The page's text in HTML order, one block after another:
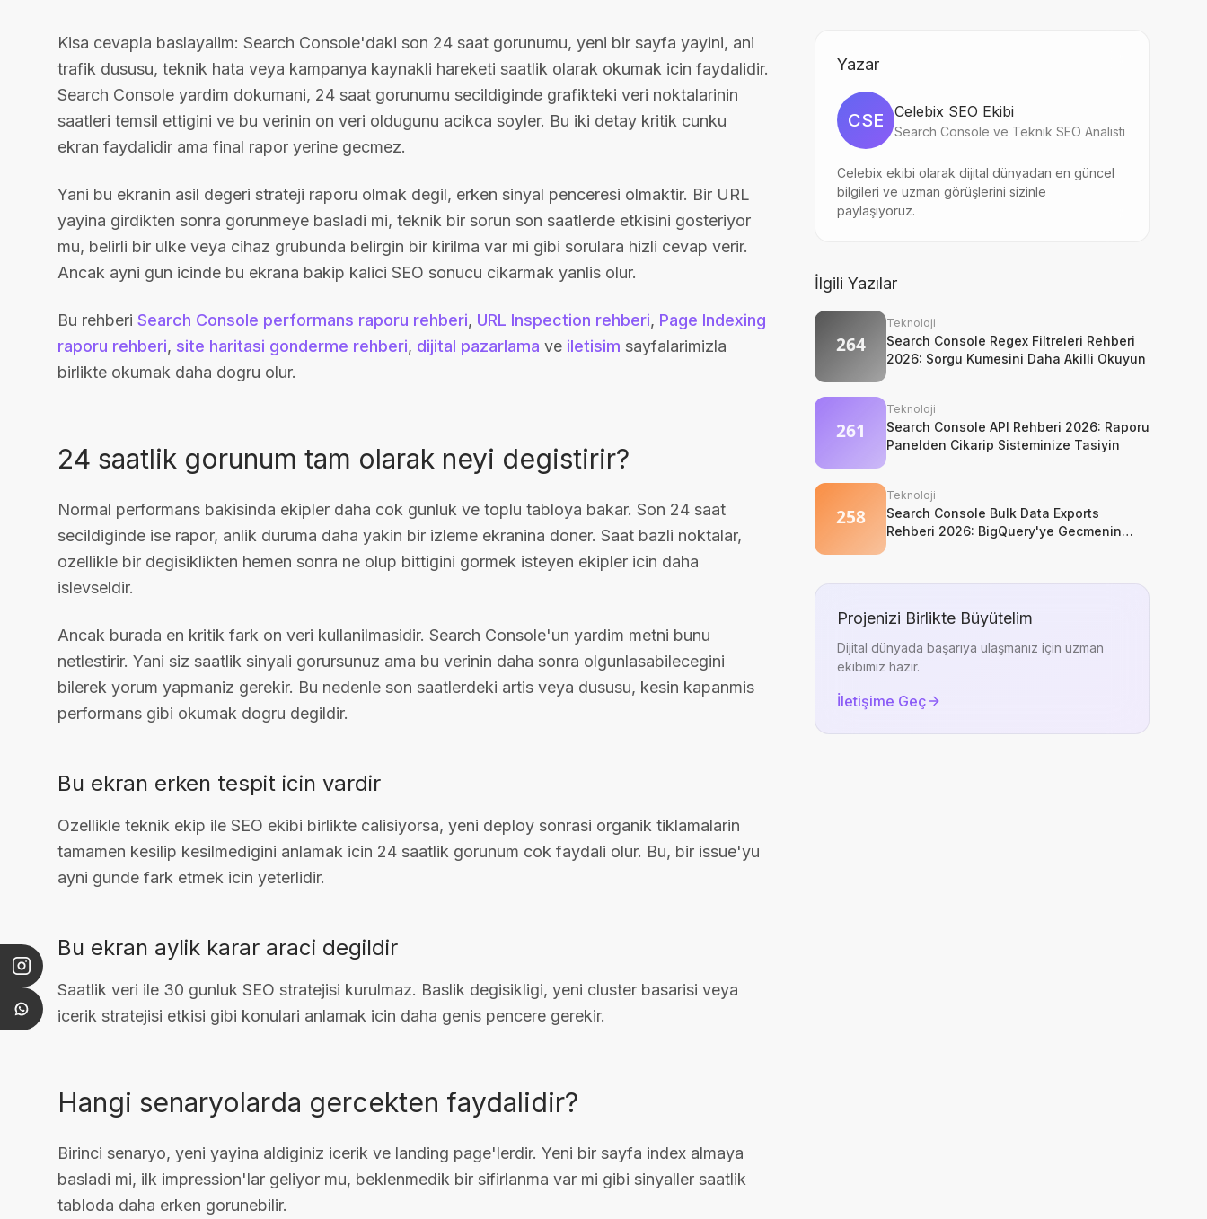
Kisa cevapla baslayalim: Search Console'daki son 24 saat gorunumu, yeni bir sayfa yayini, ani
trafik dususu, teknik hata veya kampanya kaynakli hareketi saatlik olarak okumak icin faydalidir.
Search Console yardim dokumani, 24 saat gorunumu secildiginde grafikteki veri noktalarinin
saatleri temsil ettigini ve bu verinin on veri oldugunu acikca soyler. Bu iki detay kritik cunku
ekran faydalidir ama final rapor yerine gecmez.
Yani bu ekranin asil degeri strateji raporu olmak degil, erken sinyal penceresi olmaktir. Bir URL
yayina girdikten sonra gorunmeye basladi mi, teknik bir sorun son saatlerde etkisini gosteriyor
mu, belirli bir ulke veya cihaz grubunda belirgin bir kirilma var mi gibi sorulara hizli cevap verir.
Ancak ayni gun icinde bu ekrana bakip kalici SEO sonucu cikarmak yanlis olur.
Bu rehberi Search Console performans raporu rehberi, URL Inspection rehberi, Page Indexing
raporu rehberi, site haritasi gonderme rehberi, dijital pazarlama ve iletisim sayfalarimizla
birlikte okumak daha dogru olur.
24 saatlik gorunum tam olarak neyi degistirir?
Normal performans bakisinda ekipler daha cok gunluk ve toplu tabloya bakar. Son 24 saat
secildiginde ise rapor, anlik duruma daha yakin bir izleme ekranina doner. Saat bazli noktalar,
ozellikle bir degisiklikten hemen sonra ne olup bittigini gormek isteyen ekipler icin daha
islevseldir.
Ancak burada en kritik fark on veri kullanilmasidir. Search Console'un yardim metni bunu
netlestirir. Yani siz saatlik sinyali gorursunuz ama bu verinin daha sonra olgunlasabilecegini
bilerek yorum yapmaniz gerekir. Bu nedenle son saatlerdeki artis veya dususu, kesin kapanmis
performans gibi okumak dogru degildir.
Bu ekran erken tespit icin vardir
Ozellikle teknik ekip ile SEO ekibi birlikte calisiyorsa, yeni deploy sonrasi organik tiklamalarin
tamamen kesilip kesilmedigini anlamak icin 24 saatlik gorunum cok faydali olur. Bu, bir issue'yu
ayni gunde fark etmek icin yeterlidir.
Bu ekran aylik karar araci degildir
Saatlik veri ile 30 gunluk SEO stratejisi kurulmaz. Baslik degisikligi, yeni cluster basarisi veya
icerik stratejisi etkisi gibi konulari anlamak icin daha genis pencere gerekir.
Hangi senaryolarda gercekten faydalidir?
Birinci senaryo, yeni yayina aldiginiz icerik ve landing page'lerdir. Yeni bir sayfa index almaya
basladi mi, ilk impression'lar geliyor mu, beklenmedik bir sifirlanma var mi gibi sinyaller saatlik
tabloda daha erken gorunebilir.
Yazar
CSE Celebix SEO Ekibi
Search Console ve Teknik SEO Analisti
Celebix ekibi olarak dijital dünyadan en güncel
bilgileri ve uzman görüşlerini sizinle
paylaşıyoruz.
İlgili Yazılar
Teknoloji
Search Console Regex Filtreleri Rehberi
2026: Sorgu Kumesini Daha Akilli Okuyun
Teknoloji
Search Console API Rehberi 2026: Raporu
Panelden Cikarip Sisteminize Tasiyin
Teknoloji
Search Console Bulk Data Exports
Rehberi 2026: BigQuery'ye Gecmenin
Isletme Mantigi
Projenizi Birlikte Büyütelim
Dijital dünyada başarıya ulaşmanız için uzman
ekibimiz hazır.
İletişime Geç